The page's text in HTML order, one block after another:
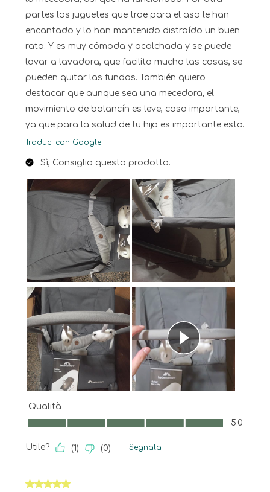
partes los juguetes que trae para el asa le han
encantado y lo han mantenido distraído un buen
rato. Y es muy cómoda y acolchada y se puede
lavar a lavadora, que facilita mucho las cosas, se
pueden quitar las fundas. También quiero
destacar que aunque sea una mecedora, el
movimiento de balancín es leve, cosa importante,
ya que para la salud de tu hijo es importante esto.
Traduci con Google
Sì, Consiglio questo prodotto.
Qualità
Qualità, 5.0 su 5
5.0
Utile? (1) (0) Segnala
5 su 5 stelle.